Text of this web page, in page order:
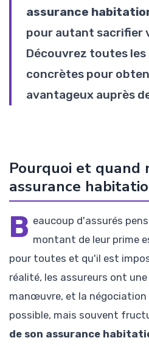
assurance
pour autant sacrifier
Découvrez toutes
concrètes pour
avantageux auprès
Pourquoi et quand
assurance
B eaucoup d'assurés
montant de leur prime
pour toutes et qu'il est
réalité, les assureurs ont
manœuvre, et la
possible, mais souvent
de son assurance